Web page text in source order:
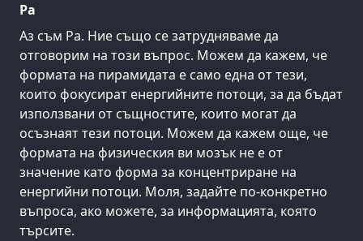
Ра
Аз съм Ра. Ние също се затрудняваме да
отговорим на този въпрос. Можем да кажем, че
формата на пирамидата е само една от тези,
които фокусират енергийните потоци, за да бъдат
използвани от същностите, които могат да
осъзнаят тези потоци. Можем да кажем още, че
формата на физическия ви мозък не е от
значение като форма за концентриране на
енергийни потоци. Моля, задайте по-конкретно
въпроса, ако можете, за информацията, която
търсите.